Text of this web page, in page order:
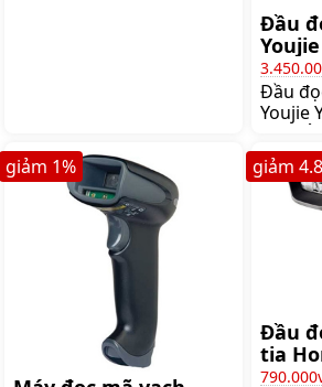
Đầu
Youjie
Đầu
Youjie
1 chiều
chiều,
tưởng
bán
giảm 1%
Đầu
tia
giảm 4.8